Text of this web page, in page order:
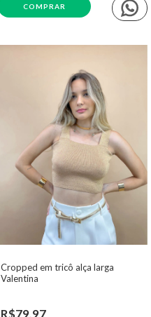
COMPRAR
Cropped em tricô alça larga
Valentina